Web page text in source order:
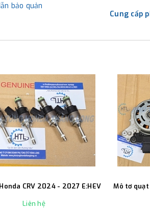
bảo quản
Cung cấp
CRV 2024 - 2027 E:HEV
Liên hệ
Mô tơ